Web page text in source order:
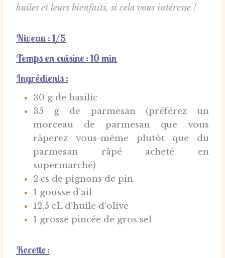
huiles et leurs bienfaits, si cela vous intéresse !
Niveau : 1/5
Temps en cuisine : 10 min
Ingrédients :
30 g de basilic
35 g de parmesan (préférez un
morceau de parmesan que vous
râperez vous-même plutôt que du
parmesan râpé acheté en
supermarché)
2 cs de pignons de pin
1 gousse d’ail
12,5 cL d’huile d’olive
1 grosse pincée de gros sel
Recette :